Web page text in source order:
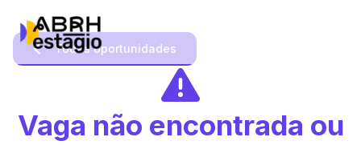
Todas oportunidades
Vaga não encontrada ou